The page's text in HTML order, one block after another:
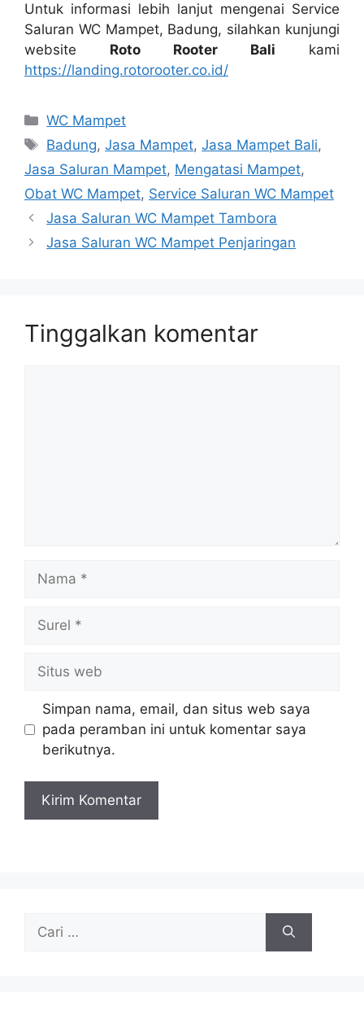
Untuk informasi lеbіh lanjut mengenai Service
Saluran WC Mampet, Badung, silahkan kunjungi
website Roto Rooter Bali kаmі
https://landing.rotorooter.co.id/
Kategori
WC Mampet
Tag
Badung,Jasa Mampet,Jasa Mampet Bali,
Jasa Saluran Mampet, Mengatasi Mampet,
Obat WC Mampet, Service Saluran WC Mampet
Jasa Saluran WC Mampet Tambora
Jasa Saluran WC Mampet Penjaringan
Tinggalkan komentar
Nama
Surel
Situs
web
Simpan nama, email, dan situs web saya
pada peramban ini untuk komentar saya
berikutnya.
Cari